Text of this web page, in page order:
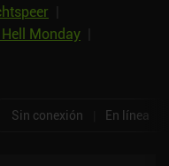
Monday
Sin conexión En línea